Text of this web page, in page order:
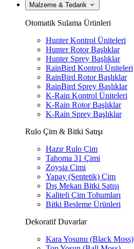
Malzeme & Tedarik
Otomatik Sulama Ürünleri
Hunter Kontrol Üniteleri
Hunter Rotor Başlıklar
Hunter Sprey Başlıklar
RainBird Kontrol Üniteleri
RainBird Rotor Başlıklar
RainBird Sprey Başlıklar
K-Rain Kontrol Üniteleri
K-Rain Rotor Başlıklar
K-Rain Sprey Başlıklar
Rulo Çim & Bitki Satışı
Hazır Rulo Çim
Tahoma 31 Çimi
Zoysia Çimi
Yapay (Sentetik) Çim
Dış Mekan Bitki Satışı
Kaliteli Çim Tohumları
Bitki Besleme Ürünleri
Dekoratif Duvarlar
Kara Yosunu (Black Moss)